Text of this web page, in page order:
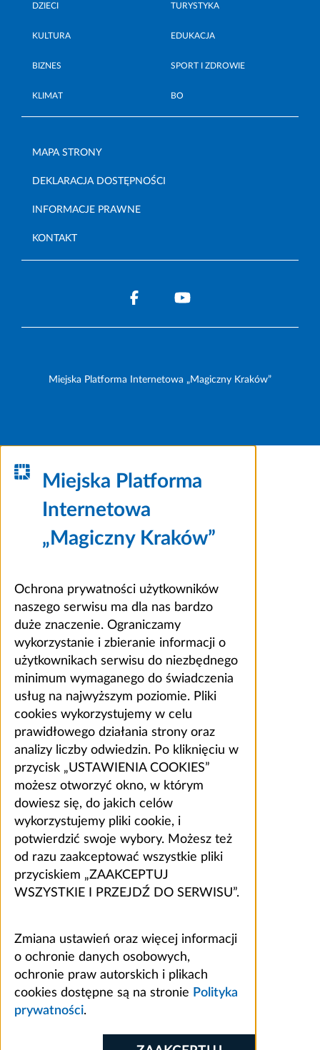
DZIECI TURYSTYKA
KULTURA EDUKACJA
BIZNES SPORT I ZDROWIE
KLIMAT BO
MAPA STRONY
DEKLARACJA DOSTĘPNOŚCI
INFORMACJE PRAWNE
KONTAKT
Miejska Platforma Internetowa „Magiczny Kraków”
Miejska Platforma
Internetowa
„Magiczny Kraków”
Ochrona prywatności użytkowników
naszego serwisu ma dla nas bardzo
duże znaczenie. Ograniczamy
wykorzystanie i zbieranie informacji o
użytkownikach serwisu do niezbędnego
minimum wymaganego do świadczenia
usług na najwyższym poziomie. Pliki
cookies wykorzystujemy w celu
prawidłowego działania strony oraz
analizy liczby odwiedzin. Po kliknięciu w
przycisk „USTAWIENIA COOKIES”
możesz otworzyć okno, w którym
dowiesz się, do jakich celów
wykorzystujemy pliki cookie, i
potwierdzić swoje wybory. Możesz też
od razu zaakceptować wszystkie pliki
przyciskiem „ZAAKCEPTUJ
WSZYSTKIE I PRZEJDŹ DO SERWISU”.
Zmiana ustawień oraz więcej informacji
o ochronie danych osobowych,
ochronie praw autorskich i plikach
cookies dostępne są na stronie Polityka
prywatności.